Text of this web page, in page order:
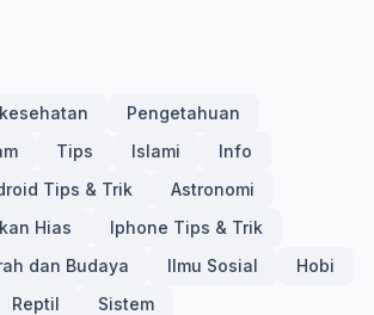
kesehatan
Pengetahuan
Tips Islami
Info
Tips & Trik
Astronomi
Hias
Iphone Tips & Trik
dan Budaya Ilmu Sosial
Hobi
Reptil Sistem